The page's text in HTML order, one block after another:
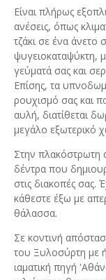
Είναι πλήρως
ανέσεις, όπως
τζάκι σε ένα άνετο
ψυγειοκαταψύκτη,
γεύματά σας και
Επίσης, τα
ρουχισμό σας και
αυλή, διατίθεται
μεγάλο εξωτερικό
Στην πλακόστρωτη
δέντρα που
στις διακοπές σας.
κάθεστε έξω με
θάλασσα.
Σε κοντινή
του Ξυλοσύρτη με
ιαματική πηγή